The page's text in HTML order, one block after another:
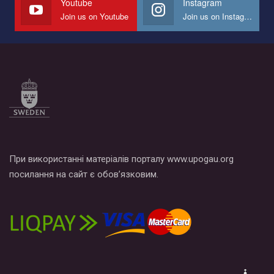
Все, что вам нужно сделать - это зайти на наш канал YouTube
по этой ссылке и поставить лайк под видео.
Join us on Youtube Join us on Instagram
При використанні матеріалів порталу www.upogau.org
посилання на сайт є обов’язковим.